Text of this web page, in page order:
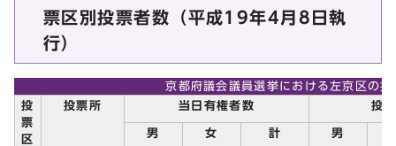
票区別投票者数（平成19年4月8日執
行）
京都府議会議員選挙における左京区の
投
票
区
投票所 当日有権者数 投
男 女 計 男